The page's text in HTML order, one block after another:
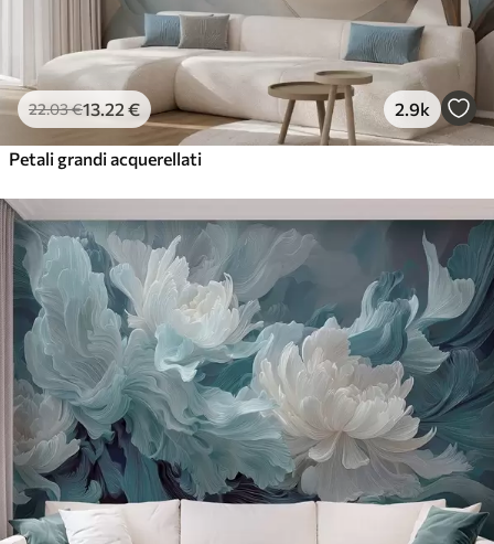
22.03€13.22 € 2.9k
Petali grandi acquerellati